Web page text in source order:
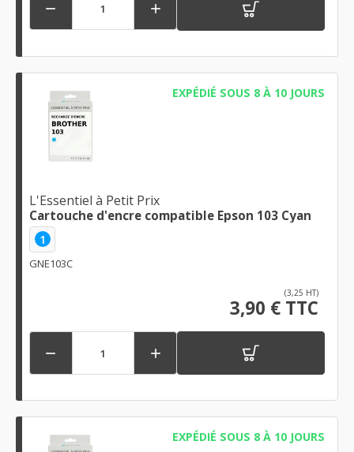
 
EXPÉDIÉ SOUS 8 À 10 JOURS
L'Essentiel à Petit Prix
Cartouche d'encre compatible Epson 103 Cyan
1
GNE103C
(3,25 HT)
3,90 € TTC
 
EXPÉDIÉ SOUS 8 À 10 JOURS